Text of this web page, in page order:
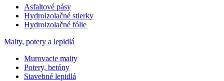
Asfaltové pásy
Hydroizolačné stierky
Hydroizolačné fólie
Malty, potery a lepidlá
Murovacie malty
Potery, betóny
Stavebné lepidlá